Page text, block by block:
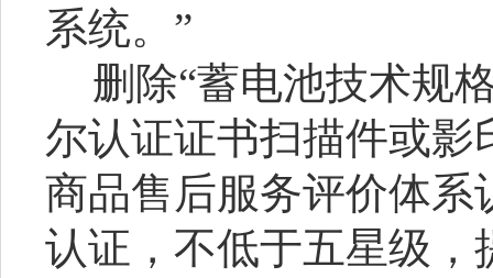
系统。”
删除“蓄电池技术规
尔认证证书扫描件或
商品售后服务评价体系
认证，不低于五星级